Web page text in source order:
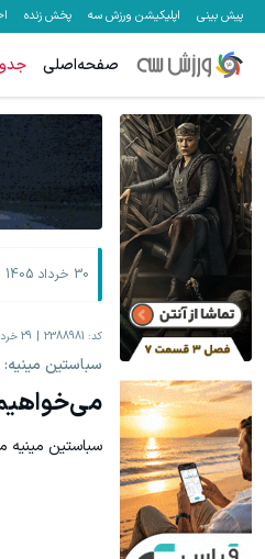
پیش بینی اپلیکیشن ورزش سه پخش زنده
صفحه‌اصلی
30 خرداد 1405
کد: 2388981 29 خرداد 1405 ساعت 10:18
سباستین مینیه:
سباستین مینیه